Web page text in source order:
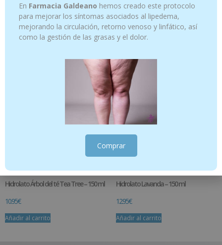
INTERGÉN®-TAR Champú 250 ml
€
Argán – 50 ml
12.95€
Hidrolato Árbol del té Tea Tree – 150 ml
10.95€
Añadir al carrito
Hidrolato Lavanda – 150 ml
12.95€
Añadir al carrito
En Farmacia Galdeano hemos creado este protocolo
para mejorar los síntomas asociados al lipedema,
mejorando la circulación, retorno venoso y linfático, así
como la gestión de las grasas y el dolor.
Comprar